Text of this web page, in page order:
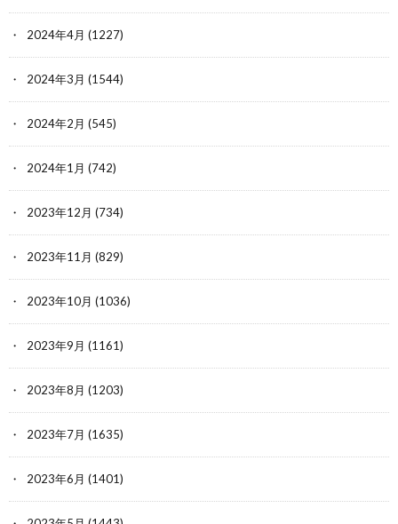
2024年4月 (1227)
2024年3月 (1544)
2024年2月 (545)
2024年1月 (742)
2023年12月 (734)
2023年11月 (829)
2023年10月 (1036)
2023年9月 (1161)
2023年8月 (1203)
2023年7月 (1635)
2023年6月 (1401)